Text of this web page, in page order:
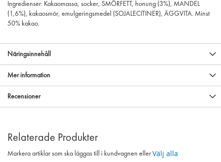
Ingredienser: Kakaomassa, socker, SMÖRFETT, honung (3%), MANDEL
(1,6%), kakaosmör, emulgeringsmedel (SOJALECITINER), ÄGGVITA. Minst
50% kakao.
Näringsinnehåll
Mer information
Recensioner
Relaterade Produkter
Markera artiklar som ska läggas till i kundvagnen eller Välj alla